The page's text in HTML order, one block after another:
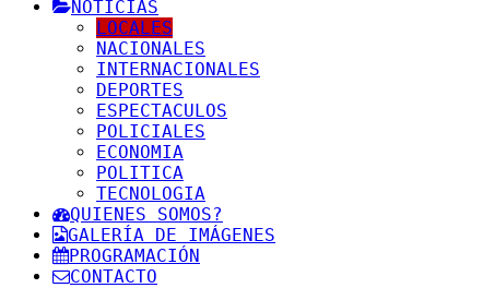
NOTICIAS
LOCALES
NACIONALES
INTERNACIONALES
DEPORTES
ESPECTACULOS
POLICIALES
ECONOMIA
POLITICA
TECNOLOGIA
QUIENES SOMOS?
GALERÍA DE IMÁGENES
PROGRAMACIÓN
CONTACTO